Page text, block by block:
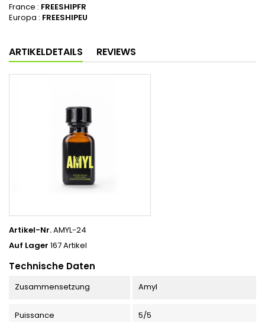
France : FREESHIPFR
Europa : FREESHIPEU
ARTIKELDETAILS REVIEWS
Artikel-Nr.AMYL-24
Auf Lager 167 Artikel
Technische Daten
Zusammensetzung Amyl
Puissance 5/5